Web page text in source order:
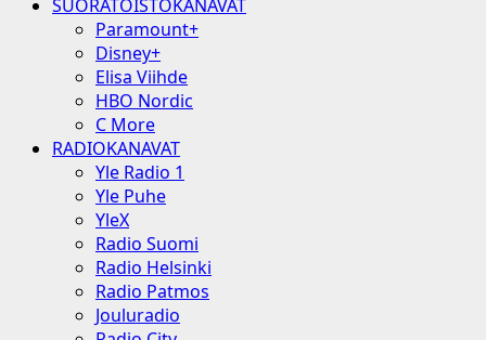
SUORATOISTOKANAVAT
Paramount+
Disney+
Elisa Viihde
HBO Nordic
C More
RADIOKANAVAT
Yle Radio 1
Yle Puhe
YleX
Radio Suomi
Radio Helsinki
Radio Patmos
Jouluradio